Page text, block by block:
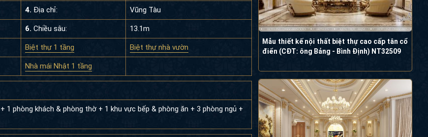
4. Địa chỉ: Vũng Tàu
6. Chiều sâu: 13.1m
Biệt thự 1 tầng Biệt thự nhà vườn
Nhà mái Nhật 1 tầng
1 phòng khách & phòng thờ + 1 khu vực bếp & phòng ăn + 3 phòng ngủ +
Mẫu thiết kế nội thất biệt thự cao cấp tân cổ
điển (CĐT: ông Bảng - Bình Định) NT32509